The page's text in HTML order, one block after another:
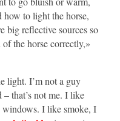
how to light the horse,
big reflective sources so
the horse correctly,»
light. I’m not a guy
that’s not me. I like
windows. I like smoke, I